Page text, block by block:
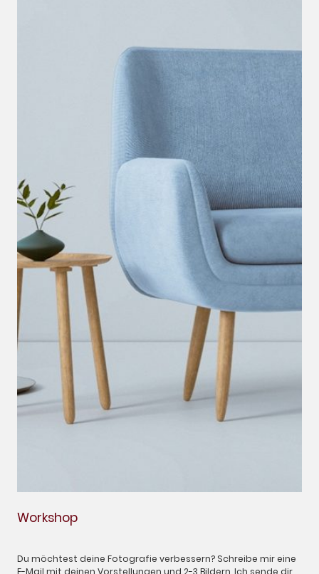
Workshop
Du möchtest deine Fotografie verbessern? Schreibe mir eine
E-Mail mit deinen Vorstellungen und 2-3 Bildern. Ich sende dir